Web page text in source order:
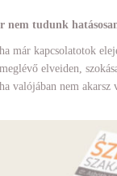
nem tudunk
ha már kapcsolatotok
meglévő elveiden,
ha valójában nem